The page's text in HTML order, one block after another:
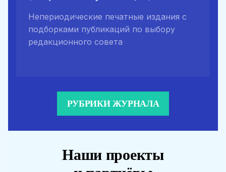
Непериодические печатные издания с
подборками публикаций по выбору
редакционного совета
РУБРИКИ ЖУРНАЛА
Наши проекты